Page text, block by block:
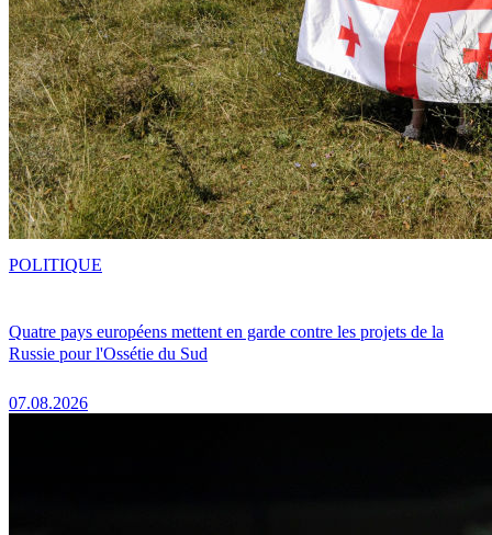
Quatre pays européens mettent en garde contre les projets de la
Russie pour l'Ossétie du Sud
07.08.2026
POLITIQUE